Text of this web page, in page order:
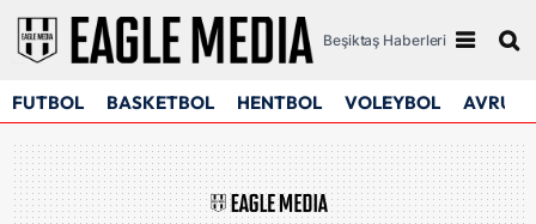
Beşiktaş Haberleri
FUTBOL BASKETBOL HENTBOL VOLEYBOL